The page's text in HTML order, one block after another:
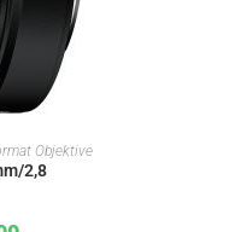
Objektive
2,8